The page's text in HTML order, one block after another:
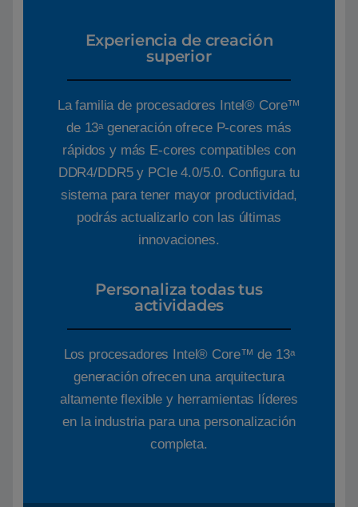
Experiencia de creación
superior
La familia de procesadores Intel® Core™
de 13ᵃ generación ofrece P-cores más
rápidos y más E-cores compatibles con
DDR4/DDR5 y PCIe 4.0/5.0. Configura tu
sistema para tener mayor productividad,
podrás actualizarlo con las últimas
innovaciones.
Personaliza todas tus
actividades
Los procesadores Intel® Core™ de 13ᵃ
generación ofrecen una arquitectura
altamente flexible y herramientas líderes
en la industria para una personalización
completa.